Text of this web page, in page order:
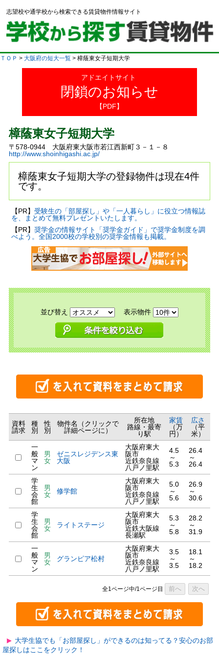
志望校や通学校から検索できる賃貸物件情報サイト
ＴＯＰ > 大阪府の短大一覧 > 樟蔭東女子短期大学
アドエイトサイト
閉鎖のお知らせ
【PDF】
樟蔭東女子短期大学
〒578-0944 大阪府東大阪市若江西新町３－１－８
http://www.shoinhigashi.ac.jp/
樟蔭東女子短期大学の登録物件は現在4件
です。
【PR】 受験生の「部屋探し」や「一人暮らし」に役立つ情報誌
を、まとめて無料プレゼントいたします。
【PR】 奨学金の情報サイト「奨学金ガイド」で奨学金制度を調
べよう。全国2000校の学校別の奨学金情報も掲載。
並び替え 表示物件
資料
請求
種
別
性
別
物件名（クリックで
詳細ページに）
所在地
路線・最寄
り駅
家賃
（万
円）
広さ
（平
米）
一
般
マ
ン
男
女
ゼニスレジデンス東
大阪
大阪府東大
阪市
近鉄奈良線
八戸ノ里駅
4.5
～
5.3
26.4
～
26.4
学
生
会
館
男
女
修学館
大阪府東大
阪市
近鉄奈良線
八戸ノ里駅
5.0
～
5.6
26.9
～
30.6
学
生
会
館
男
女
ライトステージ
大阪府東大
阪市
近鉄大阪線
長瀬駅
5.3
～
5.8
28.2
～
31.9
一
般
マ
ン
男
女
グランピア松村
大阪府東大
阪市
近鉄奈良線
八戸ノ里駅
3.5
～
3.5
18.1
～
18.2
全1ページ中/1ページ目 前へ 次へ
大学生協でも「お部屋探し」ができるのは知ってる？安心のお部
屋探しはここをクリック！